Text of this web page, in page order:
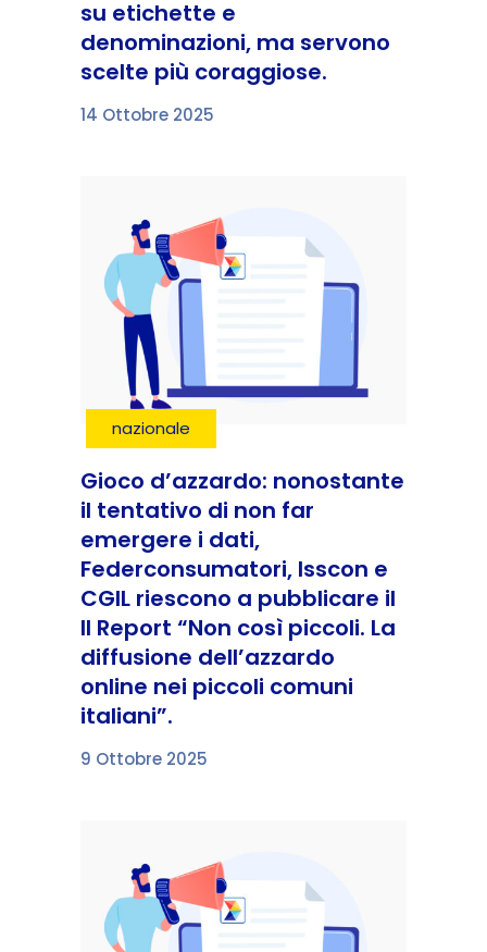
su etichette e
denominazioni, ma servono
scelte più coraggiose.
14 Ottobre 2025
nazionale
Gioco d’azzardo: nonostante
il tentativo di non far
emergere i dati,
Federconsumatori, Isscon e
CGIL riescono a pubblicare il
II Report “Non così piccoli. La
diffusione dell’azzardo
online nei piccoli comuni
italiani”.
9 Ottobre 2025